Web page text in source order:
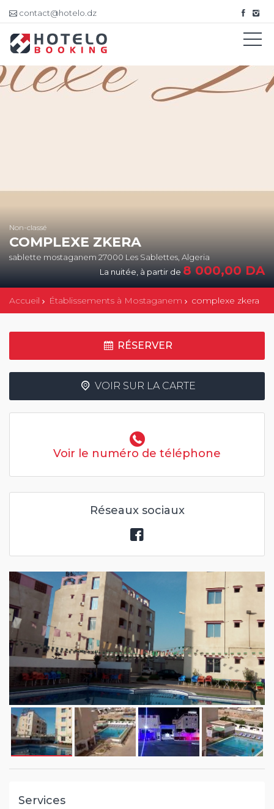
contact@hotelo.dz
Non-classé
COMPLEXE ZKERA
sablette mostaganem 27000 Les Sablettes, Algeria
La nuitée, à partir de 8 000,00DA
Accueil Établissements à Mostaganem complexe zkera
RÉSERVER
VOIR SUR LA CARTE
Voir le numéro de téléphone
Réseaux sociaux
Services